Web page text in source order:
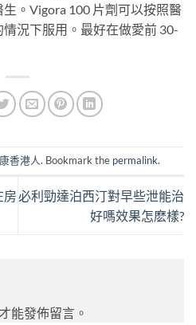
。Vigora 100 片劑可以按照醫
況下服用。最好在做愛前 30-
香港人. Bookmark the permalink.
房必利勁達泊西汀對早些泄能治
好嗎效果怎麽樣?
能發佈留言。